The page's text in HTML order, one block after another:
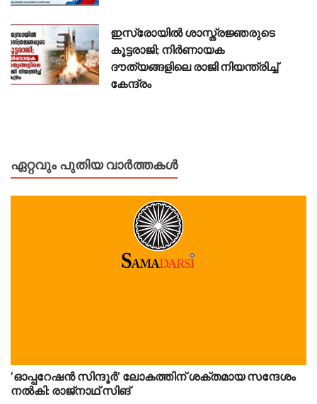
ഇസ്രോയിൽ ശാസ്ത്രജ്ഞരുടെ
കൂട്ടരാജി; നിർണായക
ദൗത്യങ്ങളിലെ രാജി നിയന്ത്രിച്ച്
കേന്ദ്രം
ഏറ്റവും പുതിയ വാർത്തകൾ
‘ഓപ്പറേഷൻ സിന്ദൂർ’ ലോകത്തിന് ശക്തമായ സന്ദേശം
നൽകി: രാജ്‌നാഥ് സിങ്